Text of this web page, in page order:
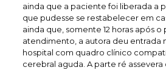
ainda que a paciente foi liberada a
que pudesse se restabelecer em
ainda que, somente 12 horas após o
atendimento, a autora deu entrada
hospital com quadro clínico
cerebral aguda. A parte ré